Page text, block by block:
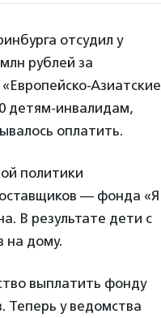
отсудил у
рублей за
Азиатские
детям-инвалидам,
оплатить.
политики
— фонда «Я
В результате дети с
на дому.
выплатить фонду
Теперь у ведомства